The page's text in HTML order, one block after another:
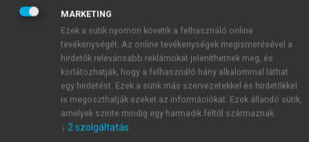
Budapest egyes kerületeiben az óvodák és iskolák
környékére ültetett növényekről. Megállapítást nyert
pl., hogy az egyik óvodakert homokozója környékére
ricinust ültettek, melyről köztudott, hogy 1-2 magja
is halálos mérgezést okozhat. Ez azt bizonyítja, hogy
az óvodai szakemberek egy része sincs tisztában az
egyes növények veszélyes voltával. Intézetünket, a
Semmelweis Egyetem Farmakognózia Intézetét
MARKETING
Ezek a sütik nyomon követik a felhasználó online
tevékenységét. Az online tevékenységek megismerésével a
hirdetők relevánsabb reklámokat jeleníthetnek meg, és
korlátozhatják, hogy a felhasználó hány alkalommal láthat
egy hirdetést. Ezek a sütik más szervezetekkel és hirdetőkkel
is megoszthatják ezeket az információkat. Ezek állandó sütik,
amelyek szinte mindig egy harmadik féltől származnak.
↓ 2 szolgáltatás